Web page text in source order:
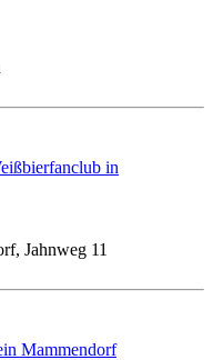
in
Jahnweg 11
Mammendorf